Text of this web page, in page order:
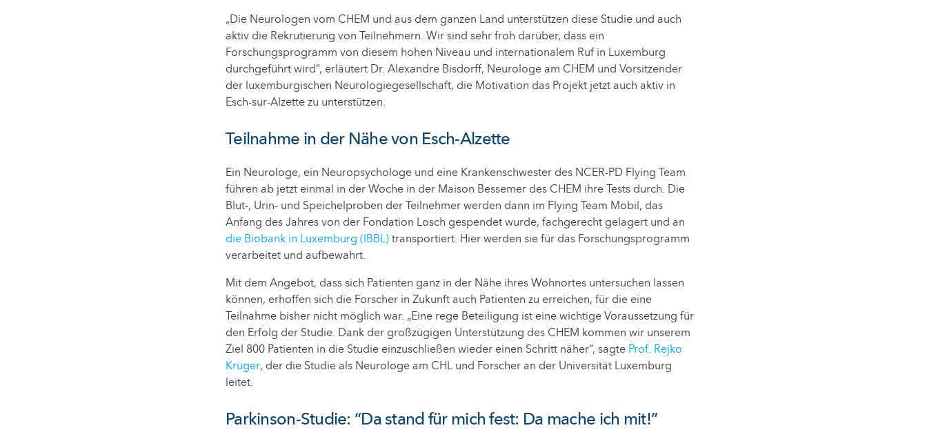
„Die Neurologen vom CHEM und aus dem ganzen Land unterstützen diese Studie und auch
aktiv die Rekrutierung von Teilnehmern. Wir sind sehr froh darüber, dass ein
Forschungsprogramm von diesem hohen Niveau und internationalem Ruf in Luxemburg
durchgeführt wird“, erläutert Dr. Alexandre Bisdorff, Neurologe am CHEM und Vorsitzender
der luxemburgischen Neurologiegesellschaft, die Motivation das Projekt jetzt auch aktiv in
Esch-sur-Alzette zu unterstützen.
Teilnahme in der Nähe von Esch-Alzette
Ein Neurologe, ein Neuropsychologe und eine Krankenschwester des NCER-PD Flying Team
führen ab jetzt einmal in der Woche in der Maison Bessemer des CHEM ihre Tests durch. Die
Blut-, Urin- und Speichelproben der Teilnehmer werden dann im Flying Team Mobil, das
Anfang des Jahres von der Fondation Losch gespendet wurde, fachgerecht gelagert und an
die Biobank in Luxemburg (IBBL)transportiert. Hier werden sie für das Forschungsprogramm
verarbeitet und aufbewahrt.
Mit dem Angebot, dass sich Patienten ganz in der Nähe ihres Wohnortes untersuchen lassen
können, erhoffen sich die Forscher in Zukunft auch Patienten zu erreichen, für die eine
Teilnahme bisher nicht möglich war. „Eine rege Beteiligung ist eine wichtige Voraussetzung für
den Erfolg der Studie. Dank der großzügigen Unterstützung des CHEM kommen wir unserem
Ziel 800 Patienten in die Studie einzuschließen wieder einen Schritt näher“, sagte Prof. Rejko
Krüger, der die Studie als Neurologe am CHL und Forscher an der Universität Luxemburg
leitet.
Parkinson-Studie: “Da stand für mich fest: Da mache ich mit!”